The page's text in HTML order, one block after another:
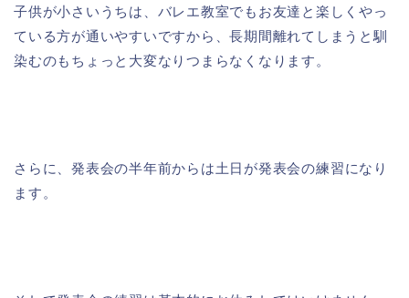
子供が小さいうちは、バレエ教室でもお友達と楽しくやっ
ている方が通いやすいですから、長期間離れてしまうと馴
染むのもちょっと大変なりつまらなくなります。
さらに、発表会の半年前からは土日が発表会の練習になり
ます。